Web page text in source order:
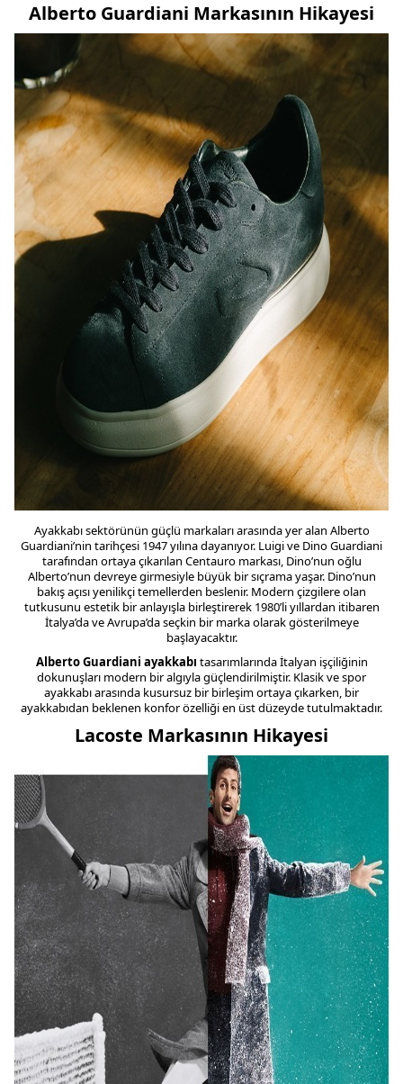
Alberto Guardiani Markasının Hikayesi
Ayakkabı sektörünün güçlü markaları arasında yer alan Alberto
Guardiani’nin tarihçesi 1947 yılına dayanıyor. Luigi ve Dino Guardiani
tarafından ortaya çıkarılan Centauro markası, Dino’nun oğlu
Alberto’nun devreye girmesiyle büyük bir sıçrama yaşar. Dino’nun
bakış açısı yenilikçi temellerden beslenir. Modern çizgilere olan
tutkusunu estetik bir anlayışla birleştirerek 1980’li yıllardan itibaren
İtalya’da ve Avrupa’da seçkin bir marka olarak gösterilmeye
başlayacaktır.
Alberto Guardiani ayakkabı tasarımlarında İtalyan işçiliğinin
dokunuşları modern bir algıyla güçlendirilmiştir. Klasik ve spor
ayakkabı arasında kusursuz bir birleşim ortaya çıkarken, bir
ayakkabıdan beklenen konfor özelliği en üst düzeyde tutulmaktadır.
Lacoste Markasının Hikayesi